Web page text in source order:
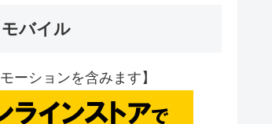
バイル
モーションを含みます】